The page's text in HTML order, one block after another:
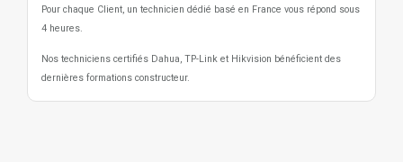
Pour chaque Client, un technicien dédié basé en France vous répond sous
4 heures.
Nos techniciens certifiés Dahua, TP-Link et Hikvision bénéficient des
dernières formations constructeur.